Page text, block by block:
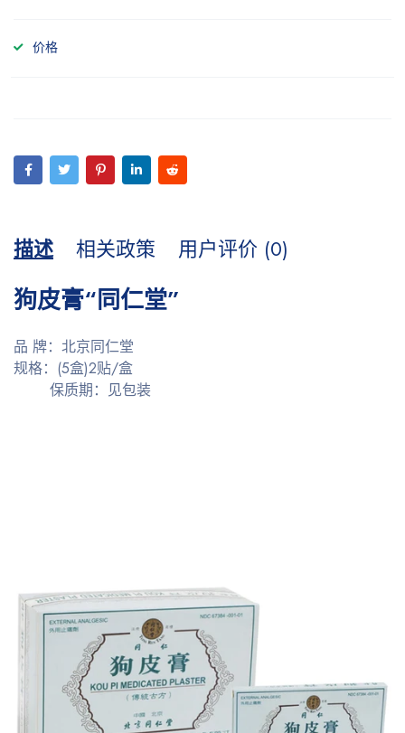
价格
描述 相关政策 用户评价 (0)
狗皮膏“同仁堂”
品 牌：北京同仁堂
规格：(5盒)2贴/盒
保质期：见包装